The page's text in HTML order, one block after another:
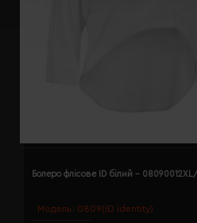
Модель: 0809(ID identity)
Болеро флісове ID білий - 08090012XL/